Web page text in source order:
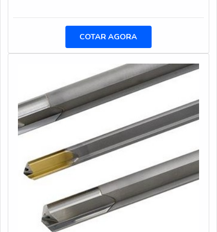
proporcionadas em sua utilização Bom desempenho;
posicionamento dos grampos Entre outros.As garras
giratórias são equipamentos muito resistentes que,
dificilmente, apresentam falhas mecânicas. Isso se de
COTAR AGORA